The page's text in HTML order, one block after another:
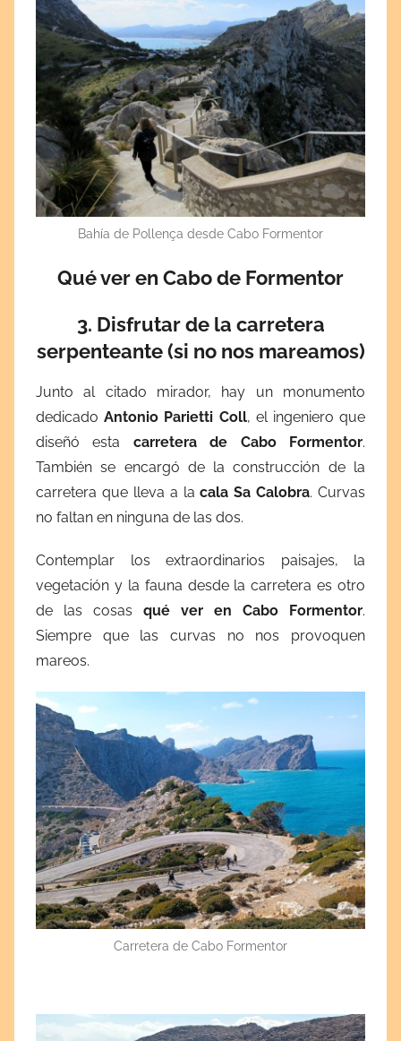
Bahía de Pollença desde Cabo Formentor
Qué ver en Cabo de Formentor
3. Disfrutar de la carretera
serpenteante(si no nos mareamos)
Junto al citado mirador, hay un monumento
dedicadoAntonio Parietti Coll, el ingeniero que
diseñó esta carretera de Cabo Formentor.
También se encargó de la construcción de la
carretera que lleva a lacala Sa Calobra. Curvas
no faltan en ninguna de las dos.
Contemplar los extraordinarios paisajes, la
vegetación y la fauna desde la carretera es otro
de las cosas qué ver en Cabo Formentor.
Siempre que las curvas no nos provoquen
mareos.
Carretera de Cabo Formentor